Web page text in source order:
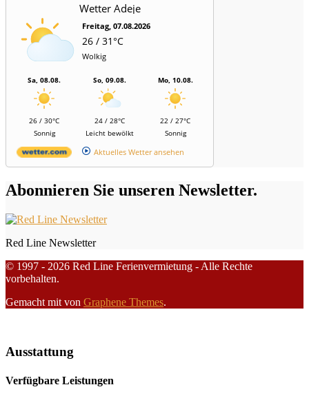
Wetter Adeje
Freitag, 07.08.2026
26 / 31°C
Wolkig
Sa, 08.08.
26 / 30°C
Sonnig
So, 09.08.
24 / 28°C
Leicht bewölkt
Mo, 10.08.
22 / 27°C
Sonnig
Aktuelles Wetter ansehen
Abonnieren Sie unseren Newsletter.
Red Line Newsletter
© 1997 - 2026 Red Line Ferienvermietung - Alle Rechte
vorbehalten.
Gemacht mit von Graphene Themes.
Ausstattung
Verfügbare Leistungen